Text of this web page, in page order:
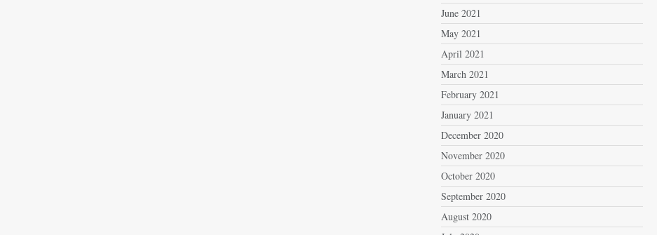
June 2021
May 2021
April 2021
March 2021
February 2021
January 2021
December 2020
November 2020
October 2020
September 2020
August 2020